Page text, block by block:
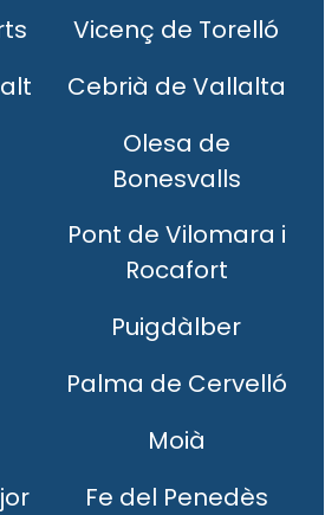
Vicenç de Torelló
Cebrià de Vallalta
Olesa de
Bonesvalls
Pont de Vilomara i
Rocafort
Puigdàlber
Palma de Cervelló
Moià
Fe del Penedès